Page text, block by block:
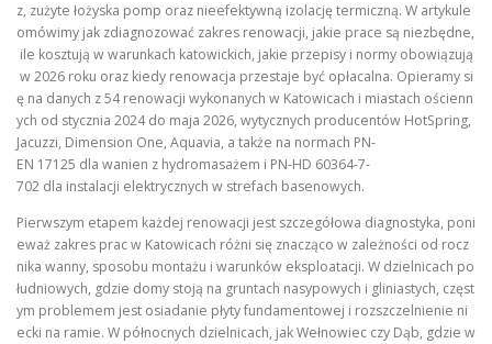
z, zużyte łożyska pomp oraz nieefektywną izolację termiczną. W artykule
omówimy jak zdiagnozować zakres renowacji, jakie prace są niezbędne,
ile kosztują w warunkach katowickich, jakie przepisy i normy obowiązują
w 2026 roku oraz kiedy renowacja przestaje być opłacalna. Opieramy si
ę na danych z 54 renowacji wykonanych w Katowicach i miastach ościenn
ych od stycznia 2024 do maja 2026, wytycznych producentów HotSpring,
Jacuzzi, Dimension One, Aquavia, a także na normach PN-
EN 17125 dla wanien z hydromasażem i PN-HD 60364-7-
702 dla instalacji elektrycznych w strefach basenowych.
Pierwszym etapem każdej renowacji jest szczegółowa diagnostyka, poni
eważ zakres prac w Katowicach różni się znacząco w zależności od rocz
nika wanny, sposobu montażu i warunków eksploatacji. W dzielnicach po
łudniowych, gdzie domy stoją na gruntach nasypowych i gliniastych, częst
ym problemem jest osiadanie płyty fundamentowej i rozszczelnienie ni
ecki na ramie. W północnych dzielnicach, jak Wełnowiec czy Dąb, gdzie w